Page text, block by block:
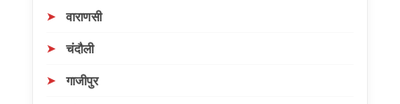
वाराणसी
चंदौली
गाजीपुर